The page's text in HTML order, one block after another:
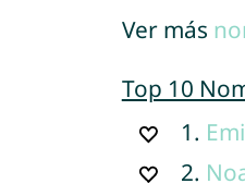
Ver más
Top 10
1.
2.